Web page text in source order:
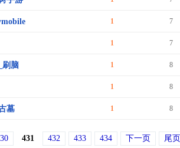
1 7
1 7
刷脑 1 8
1 8
墓 1 8
431 432 433 434 下一页 尾页